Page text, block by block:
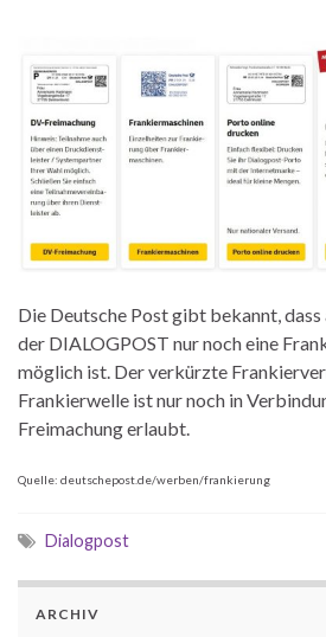
Die Deutsche Post gibt bekannt, dass
der DIALOGPOST nur noch eine
möglich ist. Der verkürzte
Frankierwelle ist nur noch in
Freimachung erlaubt.
Quelle: deutschepost.de/werben/frankierung
Dialogpost
ARCHIV